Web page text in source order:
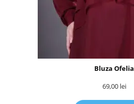
Bluza Ofelia
69,00 lei